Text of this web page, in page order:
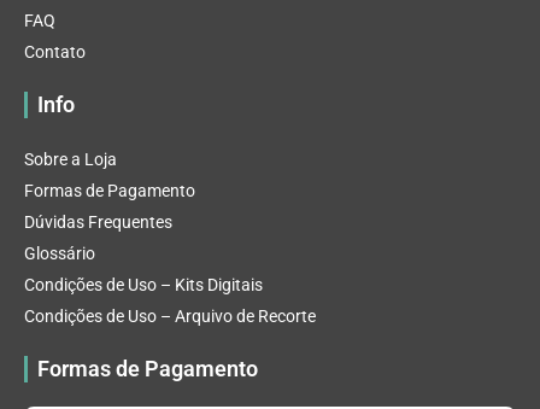
FAQ
Contato
Info
Sobre a Loja
Formas de Pagamento
Dúvidas Frequentes
Glossário
Condições de Uso – Kits Digitais
Condições de Uso – Arquivo de Recorte
Formas de Pagamento